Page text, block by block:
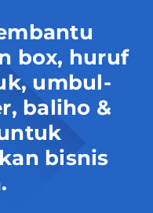
box, huruf
umbul-
baliho &
bisnis